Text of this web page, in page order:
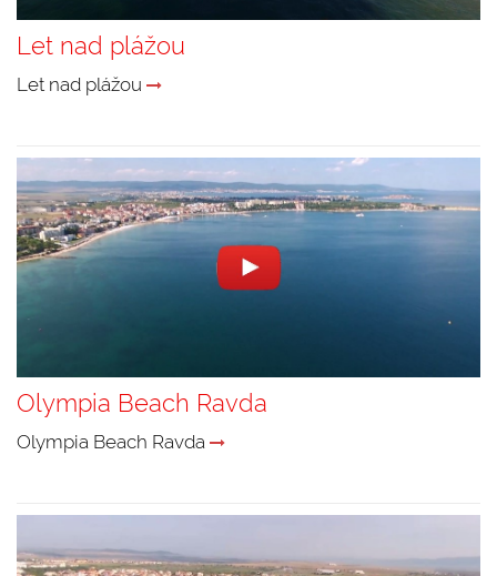
Let nad plážou
Let nad plážou
Olympia Beach Ravda
Olympia Beach Ravda